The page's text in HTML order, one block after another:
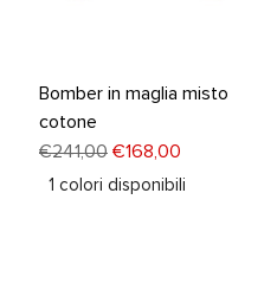
Bomber in maglia misto
cotone
€241,00 €168,00
1 colori disponibili
LinguaValuta